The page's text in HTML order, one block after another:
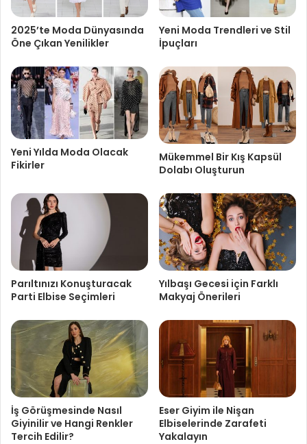
2025’te Moda Dünyasında
Öne Çıkan Yenilikler
Yeni Moda Trendleri ve Stil
İpuçları
Yeni Yılda Moda Olacak
Fikirler
Mükemmel Bir Kış Kapsül
Dolabı Oluşturun
Parıltınızı Konuşturacak
Parti Elbise Seçimleri
Yılbaşı Gecesi için Farklı
Makyaj Önerileri
İş Görüşmesinde Nasıl
Giyinilir ve Hangi Renkler
Tercih Edilir?
Eser Giyim ile Nişan
Elbiselerinde Zarafeti
Yakalayın